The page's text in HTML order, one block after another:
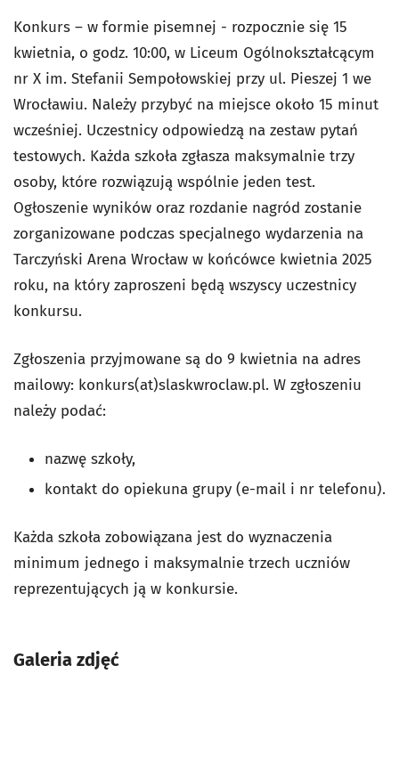
Konkurs – w formie pisemnej - rozpocznie się 15
kwietnia, o godz. 10:00, w Liceum Ogólnokształcącym
nr X im. Stefanii Sempołowskiej przy ul. Pieszej 1 we
Wrocławiu. Należy przybyć na miejsce około 15 minut
wcześniej. Uczestnicy odpowiedzą na zestaw pytań
testowych. Każda szkoła zgłasza maksymalnie trzy
osoby, które rozwiązują wspólnie jeden test.
Ogłoszenie wyników oraz rozdanie nagród zostanie
zorganizowane podczas specjalnego wydarzenia na
Tarczyński Arena Wrocław w końcówce kwietnia 2025
roku, na który zaproszeni będą wszyscy uczestnicy
konkursu.
Zgłoszenia przyjmowane są do 9 kwietnia na adres
mailowy: konkurs(at)slaskwroclaw.pl. W zgłoszeniu
należy podać:
nazwę szkoły,
kontakt do opiekuna grupy (e-mail i nr telefonu).
Każda szkoła zobowiązana jest do wyznaczenia
minimum jednego i maksymalnie trzech uczniów
reprezentujących ją w konkursie.
Galeria zdjęć